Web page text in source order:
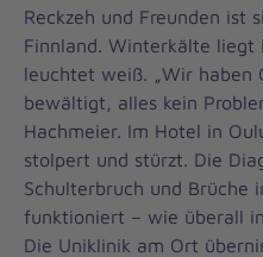
Reckzeh und Freunden ist
Finnland. Winterkälte
leuchtet weiß. „Wir haben
bewältigt, alles kein
Hachmeier. Im Hotel in
stolpert und stürzt. Die
Schulterbruch und Brüche
funktioniert – wie überall
Die Uniklinik am Ort